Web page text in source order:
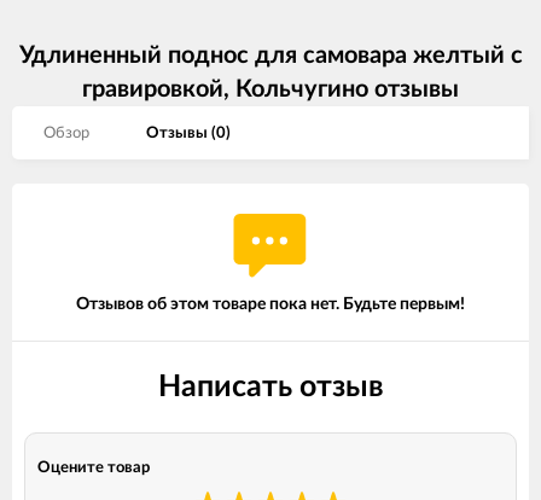
Удлиненный поднос для самовара желтый с
гравировкой, Кольчугино отзывы
Обзор Отзывы (0)
Отзывов об этом товаре пока нет. Будьте первым!
Написать отзыв
Оцените товар